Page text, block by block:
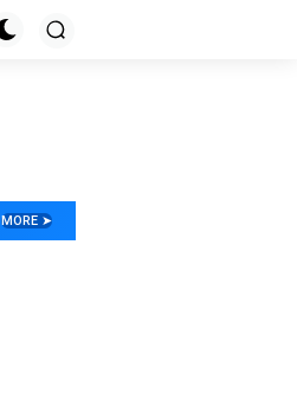
MORE ➤